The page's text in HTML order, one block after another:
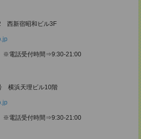
西新宿昭和ビル3F
※電話受付時間⇒9:30-21:00
横浜天理ビル10階
※電話受付時間⇒9:30-21:00